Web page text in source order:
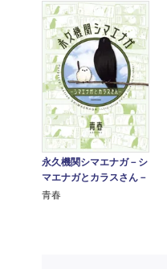
永久機関シマエナガ－シ
マエナガとカラスさん－
青春